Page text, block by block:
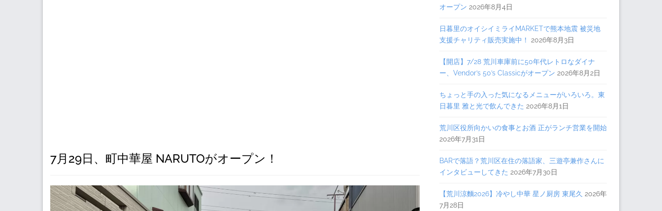
7月29日、町中華屋 NARUTOがオープン！
オープン 2026年8月4日
日暮里のオイシイミライMARKETで熊本地震 被災地
支援チャリティ販売実施中！
2026年8月3日
【開店】7/28 荒川車庫前に50年代レトロなダイナ
ー、Vendor’s 50’s Classicがオープン 2026年8月2日
ちょっと手の入った気になるメニューがいろいろ。東
日暮里 雅と光で飲んできた 2026年8月1日
荒川区役所向かいの食事とお酒 正がランチ営業を開始
2026年7月31日
BARで落語？荒川区在住の落語家、三遊亭兼作さんに
インタビューしてきた 2026年7月30日
【荒川涼麵2026】冷やし中華 星ノ厨房 東尾久 2026年
7月28日